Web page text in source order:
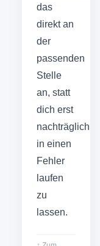
das
direkt an
der
passenden
Stelle
an, statt
dich erst
nachträglich
in einen
Fehler
laufen
zu
lassen.